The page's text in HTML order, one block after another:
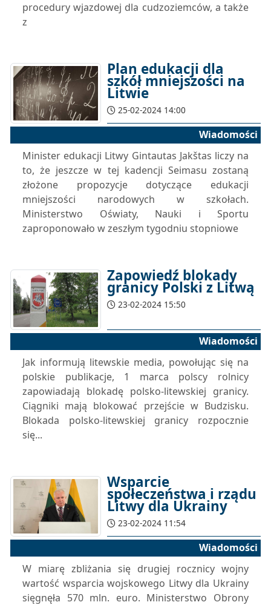
procedury wjazdowej dla cudzoziemców, a także
z
Plan edukacji dla
szkół mniejszości na
Litwie
25-02-2024 14:00
Wiadomości
Minister edukacji Litwy Gintautas Jakštas liczy na
to, że jeszcze w tej kadencji Seimasu zostaną
złożone propozycje dotyczące edukacji
mniejszości narodowych w szkołach.
Ministerstwo Oświaty, Nauki i Sportu
zaproponowało w zeszłym tygodniu stopniowe
Zapowiedź blokady
granicy Polski z Litwą
23-02-2024 15:50
Wiadomości
Jak informują litewskie media, powołując się na
polskie publikacje, 1 marca polscy rolnicy
zapowiadają blokadę polsko-litewskiej granicy.
Ciągniki mają blokować przejście w Budzisku.
Blokada polsko-litewskiej granicy rozpocznie
się...
Wsparcie
społeczeństwa i rządu
Litwy dla Ukrainy
23-02-2024 11:54
Wiadomości
W miarę zbliżania się drugiej rocznicy wojny
wartość wsparcia wojskowego Litwy dla Ukrainy
sięgnęła 570 mln. euro. Ministerstwo Obrony